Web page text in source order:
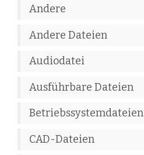
Andere
Andere Dateien
Audiodatei
Ausführbare Dateien
Betriebssystemdateien
CAD-Dateien